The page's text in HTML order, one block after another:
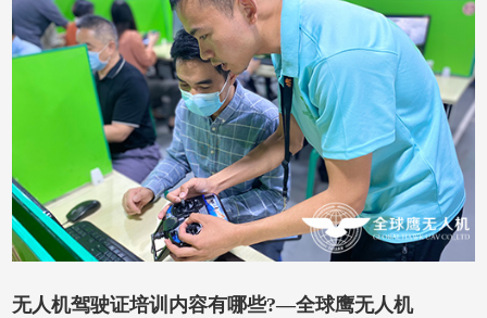
无人机驾驶证培训内容有哪些?—全球鹰无人机